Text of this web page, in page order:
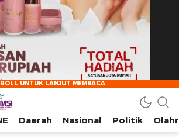
Setiap Detil, Sudut, dan Cerita Kota
Daerah Nasional Politik